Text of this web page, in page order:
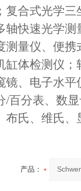
复合式光学三
轴快速光学
测量仪、便携
缸体检测仪；
镜、电子水
/百分表、数
布氏、维氏
产品：